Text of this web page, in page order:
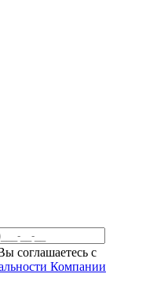
соглашаетесь c
Компании